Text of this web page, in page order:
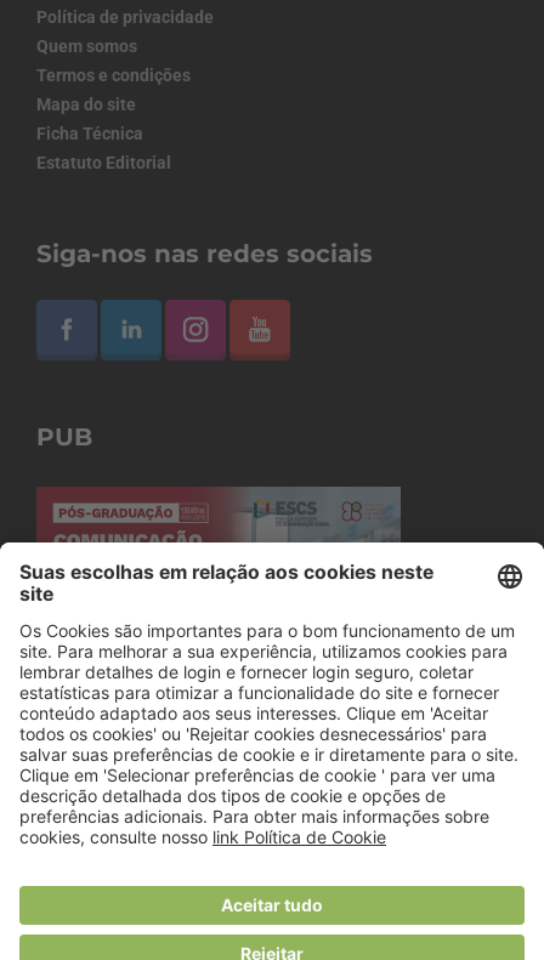
Política de privacidade
Quem somos
Termos e condições
Mapa do site
Ficha Técnica
Estatuto Editorial
Siga-nos nas redes sociais
PUB
© 2018 Viver Saudável